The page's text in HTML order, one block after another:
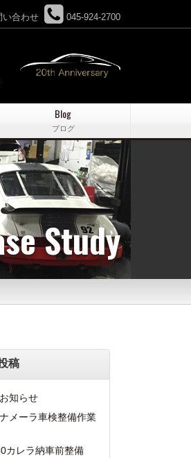
い合わせ 045-924-2700
Blog
ブログ
Study
稿
知らせ
メーラ車検整備作業
カレラ納車前整備